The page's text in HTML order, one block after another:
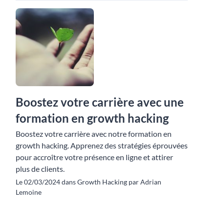
Boostez votre carrière avec une
formation en growth hacking
Boostez votre carrière avec notre formation en
growth hacking. Apprenez des stratégies éprouvées
pour accroître votre présence en ligne et attirer
plus de clients.
Le 02/03/2024 dans Growth Hacking par Adrian
Lemoine